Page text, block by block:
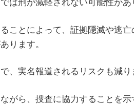
ことによって、証拠隠滅や逃
ります。
、実名報道されるリスクも減り
がら、捜査に協力することを